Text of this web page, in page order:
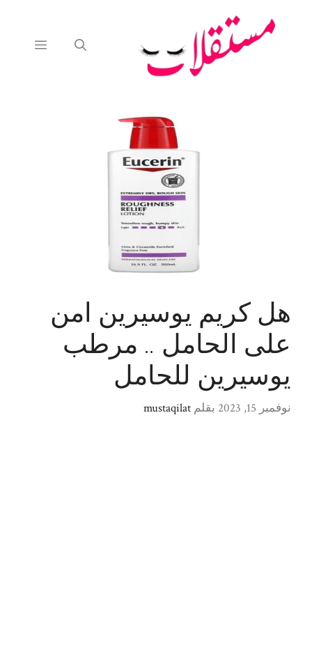
القائمة
هل كريم يوسيرين امن
على الحامل .. مرطب
يوسيرين للحامل
نوفمبر 15, 2023 بقلم mustaqilat